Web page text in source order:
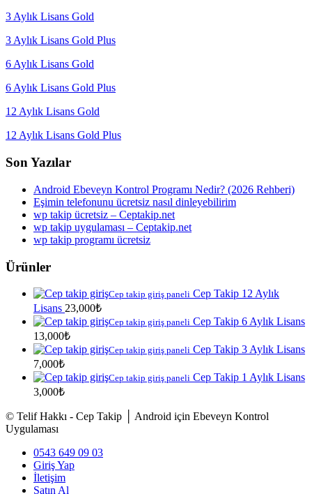
3 Aylık Lisans Gold
3 Aylık Lisans Gold Plus
6 Aylık Lisans Gold
6 Aylık Lisans Gold Plus
12 Aylık Lisans Gold
12 Aylık Lisans Gold Plus
Son Yazılar
Android Ebeveyn Kontrol Programı Nedir? (2026 Rehberi)
Eşimin telefonunu ücretsiz nasıl dinleyebilirim
wp takip ücretsiz – Ceptakip.net
wp takip uygulaması – Ceptakip.net
wp takip programı ücretsiz
Ürünler
Cep takip giriş paneli Cep Takip 12 Aylık
Lisans 23,000₺
Cep takip giriş paneli Cep Takip 6 Aylık Lisans
13,000₺
Cep takip giriş paneli Cep Takip 3 Aylık Lisans
7,000₺
Cep takip giriş paneli Cep Takip 1 Aylık Lisans
3,000₺
© Telif Hakkı - Cep Takip │ Android için Ebeveyn Kontrol
Uygulaması
0543 649 09 03
Giriş Yap
İletişim
Satın Al